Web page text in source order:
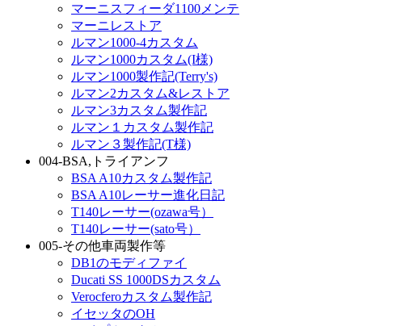
マーニスフィーダ1100メンテ
マーニレストア
ルマン1000-4カスタム
ルマン1000カスタム(I様)
ルマン1000製作記(Terry's)
ルマン2カスタム&レストア
ルマン3カスタム製作記
ルマン１カスタム製作記
ルマン３製作記(T様)
004-BSA,トライアンフ
BSA A10カスタム製作記
BSA A10レーサー進化日記
T140レーサー(ozawa号）
T140レーサー(sato号）
005-その他車両製作等
DB1のモディファイ
Ducati SS 1000DSカスタム
Verocferoカスタム製作記
イセッタのOH